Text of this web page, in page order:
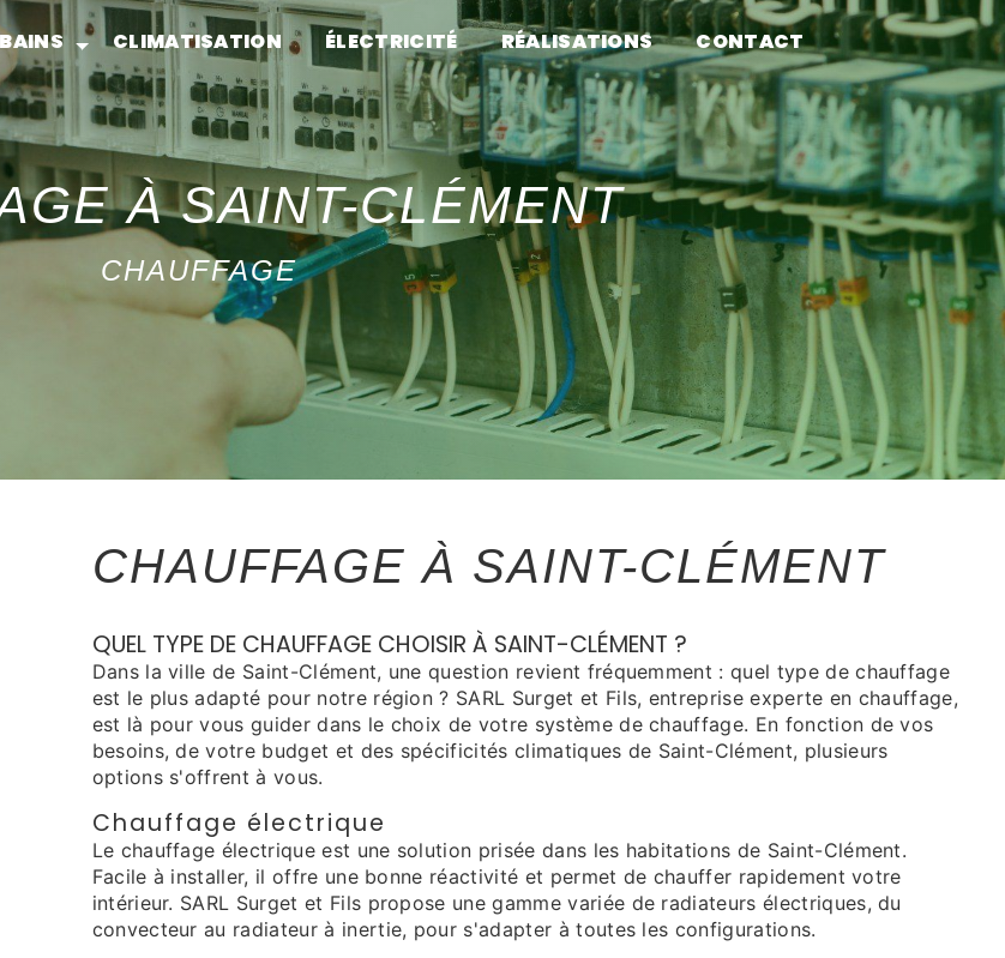
CLIMATISATION ÉLECTRICITÉ RÉALISATIONS CONTACT
À SAINT-CLÉMENT
CHAUFFAGE
CHAUFFAGE À SAINT-CLÉMENT
QUEL TYPE DE CHAUFFAGE CHOISIR À SAINT-CLÉMENT ?
Dans la ville de Saint-Clément, une question revient fréquemment : quel type de chauffage
est le plus adapté pour notre région ? SARL Surget et Fils, entreprise experte en chauffage,
est là pour vous guider dans le choix de votre système de chauffage. En fonction de vos
besoins, de votre budget et des spécificités climatiques de Saint-Clément, plusieurs
options s'offrent à vous.
Chauffage électrique
Le chauffage électrique est une solution prisée dans les habitations de Saint-Clément.
Facile à installer, il offre une bonne réactivité et permet de chauffer rapidement votre
intérieur. SARL Surget et Fils propose une gamme variée de radiateurs électriques, du
convecteur au radiateur à inertie, pour s'adapter à toutes les configurations.